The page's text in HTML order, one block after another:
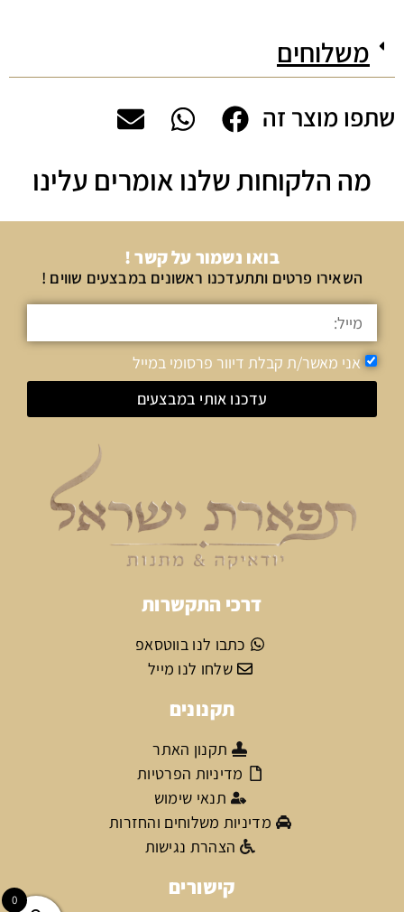
משלוחים
שתפו מוצר זה
מה הלקוחות שלנו אומרים עלינו
בואו נשמור על קשר !
השאירו פרטים ותתעדכנו ראשונים במבצעים שווים !
אני מאשר/ת קבלת דיוור פרסומי במייל
עדכנו אותי במבצעים
דרכי התקשרות
כתבו לנו בווטסאפ
שלחו לנו מייל
תקנונים
תקנון האתר
מדיניות הפרטיות
תנאי שימוש
מדיניות משלוחים והחזרות
הצהרת נגישות
קישורים
0